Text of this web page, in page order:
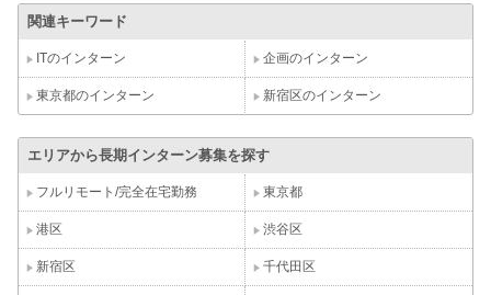
関連キーワード
ITのインターン 企画のインターン
東京都のインターン 新宿区のインターン
エリアから長期インターン募集を探す
フルリモート/完全在宅勤務 東京都
港区 渋谷区
新宿区 千代田区